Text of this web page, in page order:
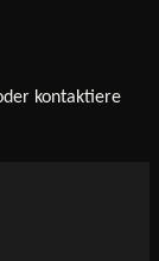
kontaktiere